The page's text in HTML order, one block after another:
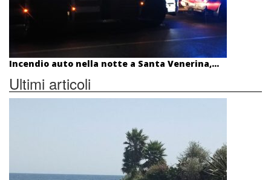
Incendio auto nella notte a Santa Venerina,...
Ultimi articoli